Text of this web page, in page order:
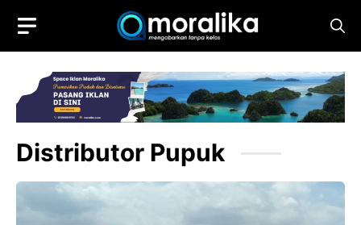
content
Distributor Pupuk